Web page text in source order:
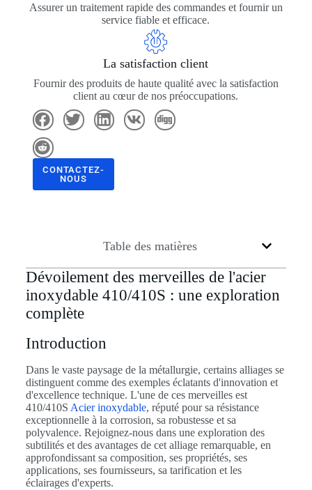
Assurer un traitement rapide des commandes et fournir un
service fiable et efficace.
La satisfaction client
Fournir des produits de haute qualité avec la satisfaction
client au cœur de nos préoccupations.
CONTACTEZ-
NOUS
Table des matières
Dévoilement des merveilles de l'acier
inoxydable 410/410S : une exploration
complète
Introduction
Dans le vaste paysage de la métallurgie, certains alliages se
distinguent comme des exemples éclatants d'innovation et
d'excellence technique. L'une de ces merveilles est
410/410S Acier inoxydable, réputé pour sa résistance
exceptionnelle à la corrosion, sa robustesse et sa
polyvalence. Rejoignez-nous dans une exploration des
subtilités et des avantages de cet alliage remarquable, en
approfondissant sa composition, ses propriétés, ses
applications, ses fournisseurs, sa tarification et les
éclairages d'experts.